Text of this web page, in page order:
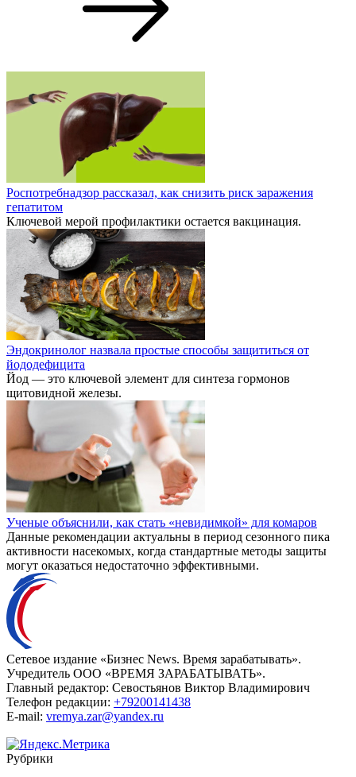
Роспотребнадзор рассказал, как снизить риск заражения
гепатитом
Ключевой мерой профилактики остается вакцинация.
Эндокринолог назвала простые способы защититься от
йододефицита
Йод — это ключевой элемент для синтеза гормонов
щитовидной железы.
Ученые объяснили, как стать «невидимкой» для комаров
Данные рекомендации актуальны в период сезонного пика
активности насекомых, когда стандартные методы защиты
могут оказаться недостаточно эффективными.
Сетевое издание «Бизнес News. Время зарабатывать».
Учредитель ООО «ВРЕМЯ ЗАРАБАТЫВАТЬ».
Главный редактор: Севостьянов Виктор Владимирович
Телефон редакции: +79200141438
E-mail: vremya.zar@yandex.ru
Рубрики